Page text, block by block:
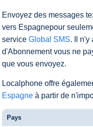
Envoyez des messages
vers Espagnepour
service Global SMS. Il n'y
d'Abonnement vous ne
que vous envoyez.
Localphone offre
Espagne à partir de
Pays